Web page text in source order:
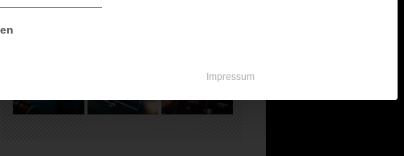
werden.
Impressum